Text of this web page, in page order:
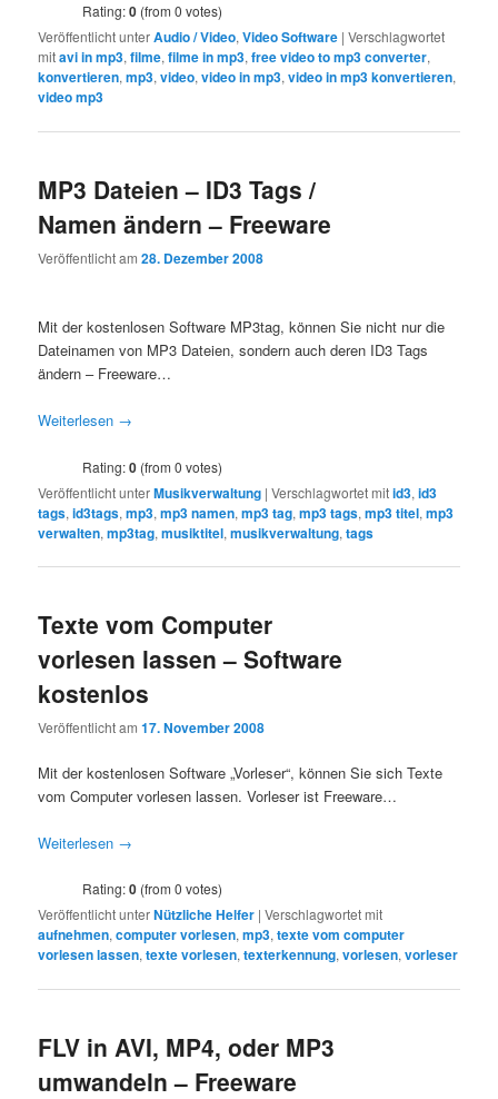
Rating:0 (from 0 votes)
Veröffentlicht unterAudio / Video,Video Software |Verschlagwortet
mitavi in mp3,filme,filme in mp3,free video to mp3 converter,
konvertieren,mp3,video,video in mp3,video in mp3 konvertieren,
video mp3
MP3 Dateien – ID3 Tags /
Namen ändern – Freeware
Veröffentlicht am28. Dezember 2008
Mit der kostenlosen Software MP3tag, können Sie nicht nur die
Dateinamen von MP3 Dateien, sondern auch deren ID3 Tags
ändern – Freeware…
Weiterlesen →
Rating:0 (from 0 votes)
Veröffentlicht unterMusikverwaltung |Verschlagwortet mitid3,id3
tags,id3tags,mp3,mp3 namen,mp3 tag,mp3 tags,mp3 titel,mp3
verwalten,mp3tag,musiktitel,musikverwaltung,tags
Texte vom Computer
vorlesen lassen – Software
kostenlos
Veröffentlicht am17. November 2008
Mit der kostenlosen Software „Vorleser“, können Sie sich Texte
vom Computer vorlesen lassen. Vorleser ist Freeware…
Weiterlesen →
Rating:0 (from 0 votes)
Veröffentlicht unterNützliche Helfer |Verschlagwortet mit
aufnehmen,computer vorlesen,mp3,texte vom computer
vorlesen lassen,texte vorlesen,texterkennung,vorlesen,vorleser
FLV in AVI, MP4, oder MP3
umwandeln – Freeware